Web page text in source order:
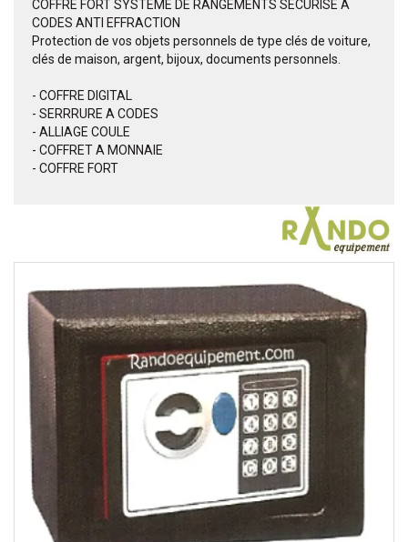
COFFRE FORT SYSTÈME DE RANGEMENTS SECURISE A
CODES ANTI EFFRACTION
Protection de vos objets personnels de type clés de voiture,
clés de maison, argent, bijoux, documents personnels.
- COFFRE DIGITAL
- SERRRURE A CODES
- ALLIAGE COULE
- COFFRET A MONNAIE
- COFFRE FORT